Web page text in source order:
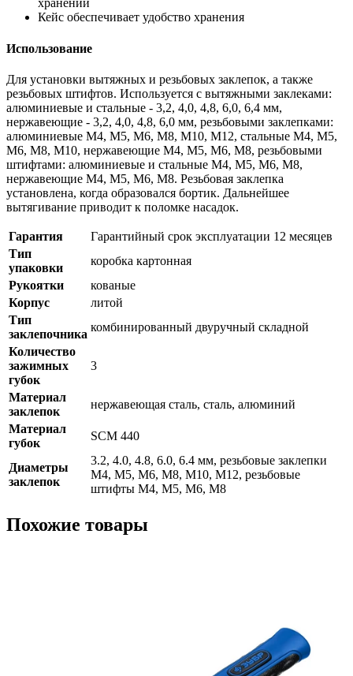
хранении
Кейс обеспечивает удобство хранения
Использование
Для установки вытяжных и резьбовых заклепок, а также
резьбовых штифтов. Используется с вытяжными заклеками:
алюминиевые и стальные - 3,2, 4,0, 4,8, 6,0, 6,4 мм,
нержавеющие - 3,2, 4,0, 4,8, 6,0 мм, резьбовыми заклепками:
алюминиевые М4, М5, М6, М8, М10, М12, стальные М4, М5,
М6, М8, М10, нержавеющие М4, М5, М6, М8, резьбовыми
штифтами: алюминиевые и стальные М4, М5, М6, М8,
нержавеющие М4, М5, М6, М8. Резьбовая заклепка
установлена, когда образовался бортик. Дальнейшее
вытягивание приводит к поломке насадок.
Гарантия
Гарантийный срок эксплуатации 12 месяцев
Тип
упаковки
коробка картонная
Рукоятки
кованые
Корпус
литой
Тип
заклепочника
комбинированный двуручный складной
Количество
зажимных
губок
3
Материал
заклепок
нержавеющая сталь, сталь, алюминий
Материал
губок
SCM 440
Диаметры
заклепок
3.2, 4.0, 4.8, 6.0, 6.4 мм, резьбовые заклепки
М4, М5, М6, М8, М10, М12, резьбовые
штифты М4, М5, М6, М8
Похожие товары